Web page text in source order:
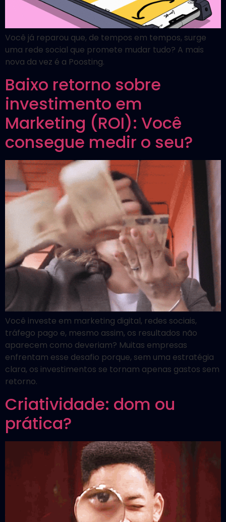
Você já reparou que, de tempos em tempos, surge
uma rede social que promete mudar tudo? A mais
nova da vez é a Poosting.
Baixo retorno sobre
investimento em
Marketing (ROI): Você
consegue medir o seu?
Você investe em marketing digital, redes sociais,
tráfego pago e, mesmo assim, os resultados não
aparecem como deveriam? Muitas empresas
enfrentam esse desafio porque, sem uma estratégia
clara, os investimentos se tornam apenas gastos sem
retorno.
Criatividade: dom ou
prática?